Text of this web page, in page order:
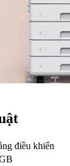
điều khiển